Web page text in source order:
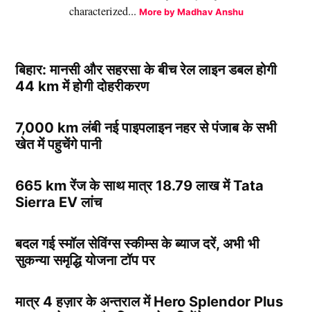
characterized...More by Madhav Anshu
बिहार: मानसी और सहरसा के बीच रेल लाइन डबल होगी
44 km में होगी दोहरीकरण
7,000 km लंबी नई पाइपलाइन नहर से पंजाब के सभी
खेत में पहुचेंगे पानी
665 km रेंज के साथ मात्र 18.79 लाख में Tata
Sierra EV लांच
बदल गई स्मॉल सेविंग्स स्कीम्स के ब्याज दरें, अभी भी
सुकन्या समृद्धि योजना टॉप पर
मात्र 4 हज़ार के अन्तराल में Hero Splendor Plus